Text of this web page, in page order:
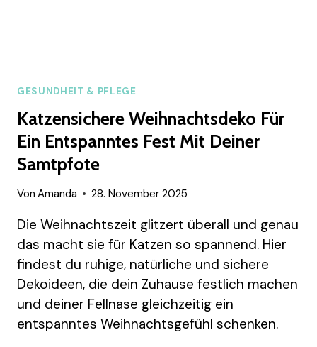
GESUNDHEIT & PFLEGE
Katzensichere Weihnachtsdeko Für
Ein Entspanntes Fest Mit Deiner
Samtpfote
Von Amanda 28. November 2025
Die Weihnachtszeit glitzert überall und genau
das macht sie für Katzen so spannend. Hier
findest du ruhige, natürliche und sichere
Dekoideen, die dein Zuhause festlich machen
und deiner Fellnase gleichzeitig ein
entspanntes Weihnachtsgefühl schenken.